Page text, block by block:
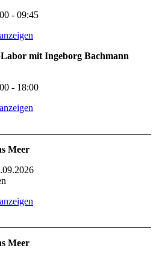
- 09:45
mit Ingeborg Bachmann
- 18:00
Meer
Meer